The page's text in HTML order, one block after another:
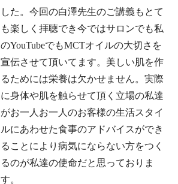
した。今回の白澤先生のご講義もとて
も楽しく拝聴でき今ではサロンでも私
のYouTubeでもMCTオイルの大切さを
宣伝させて頂いてます。美しい肌を作
るためには栄養は欠かせません。実際
に身体や肌を触らせて頂く立場の私達
がお一人お一人のお客様の生活スタイ
ルにあわせた食事のアドバイスができ
ることにより病気にならない方をつく
るのが私達の使命だと思っておりま
す。